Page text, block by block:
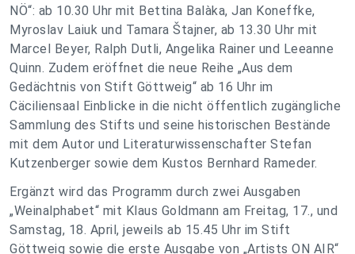
NÖ“: ab 10.30 Uhr mit Bettina Balàka, Jan Koneffke,
Myroslav Laiuk und Tamara Štajner, ab 13.30 Uhr mit
Marcel Beyer, Ralph Dutli, Angelika Rainer und Leeanne
Quinn. Zudem eröffnet die neue Reihe „Aus dem
Gedächtnis von Stift Göttweig“ ab 16 Uhr im
Cäciliensaal Einblicke in die nicht öffentlich zugängliche
Sammlung des Stifts und seine historischen Bestände
mit dem Autor und Literaturwissenschafter Stefan
Kutzenberger sowie dem Kustos Bernhard Rameder.
Ergänzt wird das Programm durch zwei Ausgaben
„Weinalphabet“ mit Klaus Goldmann am Freitag, 17., und
Samstag, 18. April, jeweils ab 15.45 Uhr im Stift
Göttweig sowie die erste Ausgabe von „Artists ON AIR“